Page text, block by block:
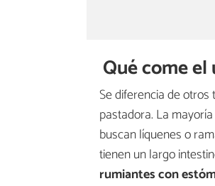
Qué come
Se diferencia de
pastadora. La
buscan líquenes o
tienen un largo
rumiantes con